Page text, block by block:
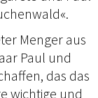
Menger aus
Paul und
das das
wichtige und